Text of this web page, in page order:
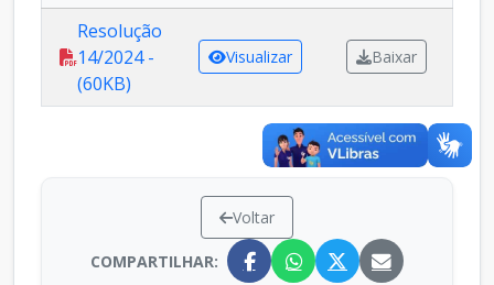
Resolução
14/2024 -
(60KB)
Visualizar Baixar
Voltar
COMPARTILHAR: